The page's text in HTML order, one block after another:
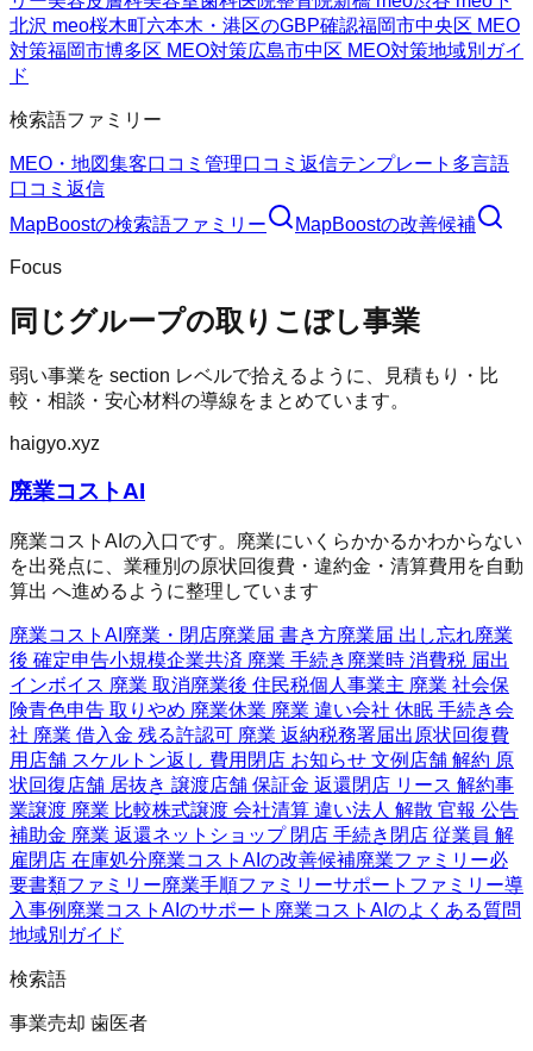
北沢 meo桜木町六本木・港区のGBP確認福岡市中央区 MEO
対策福岡市博多区 MEO対策広島市中区 MEO対策地域別ガイ
ド
検索語ファミリー
MEO・地図集客口コミ管理口コミ返信テンプレート 多言語
口コミ返信
MapBoostの検索語ファミリー MapBoostの改善候補
Focus
同じグループの取りこぼし事業
弱い事業を section レベルで拾えるように、見積もり・比
較・相談・安心材料の導線をまとめています。
haigyo.xyz
廃業コストAI
廃業コストAIの入口です。廃業にいくらかかるかわからない
を出発点に、業種別の原状回復費・違約金・清算費用を自動
算出 へ進めるように整理しています
廃業コストAI 廃業・閉店廃業届 書き方廃業届 出し忘れ廃業
後 確定申告小規模企業共済 廃業 手続き 廃業時 消費税 届出
インボイス 廃業 取消廃業後 住民税個人事業主 廃業 社会保
険青色申告 取りやめ 廃業休業 廃業 違い会社 休眠 手続き会
社 廃業 借入金 残る許認可 廃業 返納税務署届出 原状回復費
用 店舗 スケルトン返し 費用 閉店 お知らせ 文例 店舗 解約 原
状回復店舗 居抜き 譲渡店舗 保証金 返還閉店 リース 解約事
業譲渡 廃業 比較株式譲渡 会社清算 違い法人 解散 官報 公告
補助金 廃業 返還ネットショップ 閉店 手続き 閉店 従業員 解
雇閉店 在庫処分廃業コストAIの改善候補廃業ファミリー必
要書類ファミリー廃業手順ファミリーサポートファミリー導
入事例 廃業コストAIのサポート 廃業コストAIのよくある質問
地域別ガイド
検索語
事業売却 歯医者